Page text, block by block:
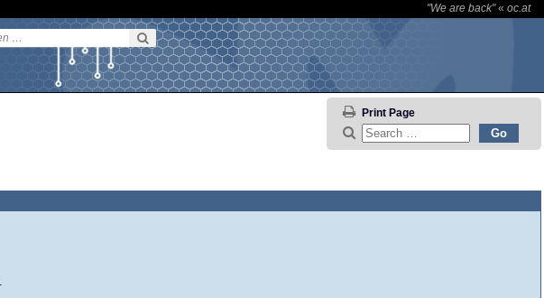
"We are back"« oc.at
Print Page